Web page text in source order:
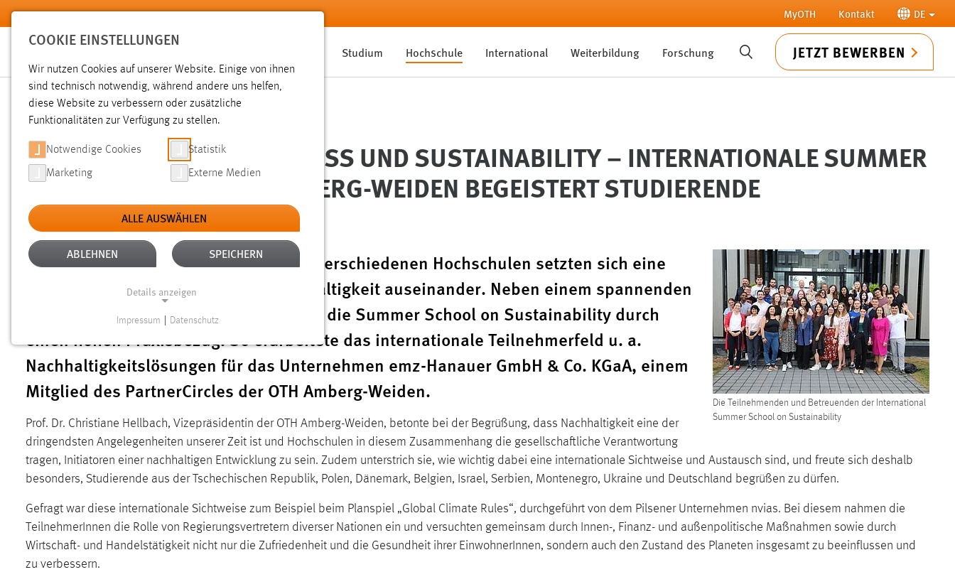
Zum Hauptinhalt springen MyOTH Kontakt DE
Studium Hochschule International Weiterbildung Forschung SUCHE JETZT BEWERBEN
Sie sind hier:
Hochschule Aktuelles News der OTH Amberg-Weiden
SOMMER, SONNE, SCHWEISS UND SUSTAINABILITY – INTERNATIONALE SUMMER S
CHOOL AN DER OTH AMBERG-WEIDEN BEGEISTERT STUDIERENDE
28.07.2022
Die Teilnehmenden und Betreuenden der International
Summer School on Sustainability
35 Studierende aus 9 Ländern von 12 verschiedenen Hochschulen setzten sich eine
Woche intensiv mit dem Thema Nachhaltigkeit auseinander. Neben einem spannenden
und lehrreichen Programm überzeugte die Summer School on Sustainability durch
einen hohen Praxisbezug. So erarbeitete das internationale Teilnehmerfeld u. a.
Nachhaltigkeitslösungen für das Unternehmen emz-Hanauer GmbH & Co. KGaA, einem
Mitglied des PartnerCircles der OTH Amberg-Weiden.
Prof. Dr. Christiane Hellbach, Vizepräsidentin der OTH Amberg-Weiden, betonte bei der Begrüßung, dass Nachhaltigkeit eine der
dringendsten Angelegenheiten unserer Zeit ist und Hochschulen in diesem Zusammenhang die gesellschaftliche Verantwortung
tragen, Initiatoren einer nachhaltigen Entwicklung zu sein. Zudem unterstrich sie, wie wichtig dabei eine internationale Sichtweise und Austausch sind, und freute sich deshalb
besonders, Studierende aus der Tschechischen Republik, Polen, Dänemark, Belgien, Israel, Serbien, Montenegro, Ukraine und Deutschland begrüßen zu dürfen.
Gefragt war diese internationale Sichtweise zum Beispiel beim Planspiel „Global Climate Rules“, durchgeführt von dem Pilsener Unternehmen nvias. Bei diesem nahmen die
TeilnehmerInnen die Rolle von Regierungsvertretern diverser Nationen ein und versuchten gemeinsam durch Innen-, Finanz- und außenpolitische Maßnahmen sowie durch
Wirtschaft- und Handelstätigkeit nicht nur die Zufriedenheit und die Gesundheit ihrer EinwohnerInnen, sondern auch den Zustand des Planeten insgesamt zu beeinflussen und
zu verbessern.
COOKIE EINSTELLUNGEN
Wir nutzen Cookies auf unserer Website. Einige von ihnen
sind technisch notwendig, während andere uns helfen,
diese Website zu verbessern oder zusätzliche
Funktionalitäten zur Verfügung zu stellen.
Notwendige Cookies Statistik
Marketing Externe Medien
ALLE AUSWÄHLEN
ABLEHNEN SPEICHERN
Details anzeigen
Funktionen und sind für die einwandfreie Funktion der
Website erforderlich.
Einverständnis
Name:
Zweck:
Dieser Cookie speichert die
des Benutzers
Impressum Datenschutz